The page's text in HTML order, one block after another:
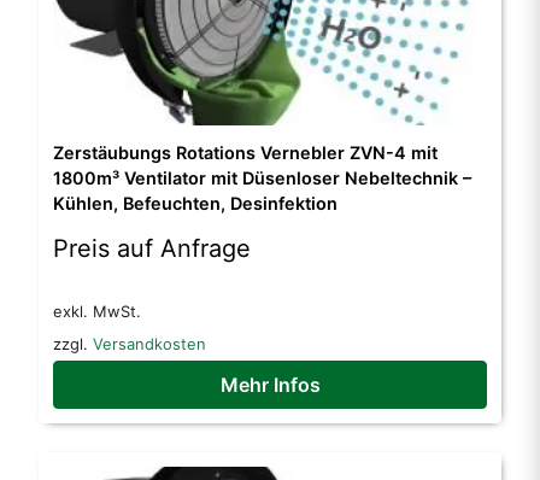
Zerstäubungs Rotations Vernebler ZVN-4 mit
1800m³ Ventilator mit Düsenloser Nebeltechnik –
Kühlen, Befeuchten, Desinfektion
Preis auf Anfrage
exkl. MwSt.
zzgl. Versandkosten
Mehr Infos